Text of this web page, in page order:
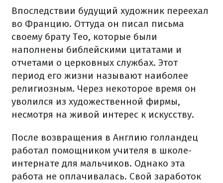
Впоследствии будущий художник переехал
во Францию. Оттуда он писал письма
своему брату Тео, которые были
наполнены библейскими цитатами и
отчетами о церковных службах. Этот
период его жизни называют наиболее
религиозным. Через некоторое время он
уволился из художественной фирмы,
несмотря на живой интерес к искусству.
После возвращения в Англию голландец
работал помощником учителя в школе-
интернате для мальчиков. Однако эта
работа не оплачивалась. Свой заработок